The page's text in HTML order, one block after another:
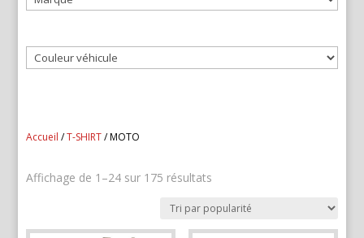
Accueil /T-SHIRT/ MOTO
Affichage de 1–24 sur 175 résultats
popularité